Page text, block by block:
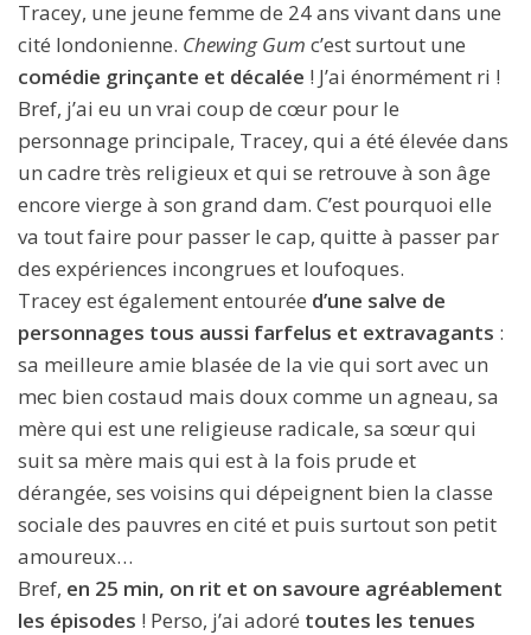
Tracey, une jeune femme de 24 ans vivant dans une
cité londonienne. Chewing Gum c’est surtout une
comédie grinçante et décalée ! J’ai énormément ri !
Bref, j’ai eu un vrai coup de cœur pour le
personnage principale, Tracey, qui a été élevée dans
un cadre très religieux et qui se retrouve à son âge
encore vierge à son grand dam. C’est pourquoi elle
va tout faire pour passer le cap, quitte à passer par
des expériences incongrues et loufoques.
Tracey est également entourée d’une salve de
personnages tous aussi farfelus et extravagants :
sa meilleure amie blasée de la vie qui sort avec un
mec bien costaud mais doux comme un agneau, sa
mère qui est une religieuse radicale, sa sœur qui
suit sa mère mais qui est à la fois prude et
dérangée, ses voisins qui dépeignent bien la classe
sociale des pauvres en cité et puis surtout son petit
amoureux…
Bref, en 25 min, on rit et on savoure agréablement
les épisodes ! Perso, j’ai adoré toutes les tenues